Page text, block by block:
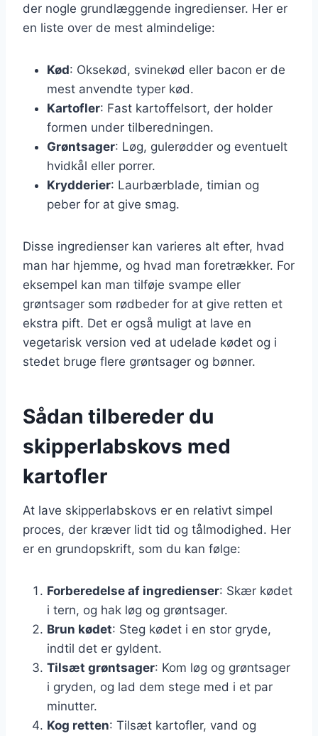
der nogle grundlæggende ingredienser. Her er
en liste over de mest almindelige:
Kød: Oksekød, svinekød eller bacon er de
mest anvendte typer kød.
Kartofler: Fast kartoffelsort, der holder
formen under tilberedningen.
Grøntsager: Løg, gulerødder og eventuelt
hvidkål eller porrer.
Krydderier: Laurbærblade, timian og
peber for at give smag.
Disse ingredienser kan varieres alt efter, hvad
man har hjemme, og hvad man foretrækker. For
eksempel kan man tilføje svampe eller
grøntsager som rødbeder for at give retten et
ekstra pift. Det er også muligt at lave en
vegetarisk version ved at udelade kødet og i
stedet bruge flere grøntsager og bønner.
Sådan tilbereder du
skipperlabskovs med
kartofler
At lave skipperlabskovs er en relativt simpel
proces, der kræver lidt tid og tålmodighed. Her
er en grundopskrift, som du kan følge:
Forberedelse af ingredienser: Skær kødet
i tern, og hak løg og grøntsager.
Brun kødet: Steg kødet i en stor gryde,
indtil det er gyldent.
Tilsæt grøntsager: Kom løg og grøntsager
i gryden, og lad dem stege med i et par
minutter.
Kog retten: Tilsæt kartofler, vand og